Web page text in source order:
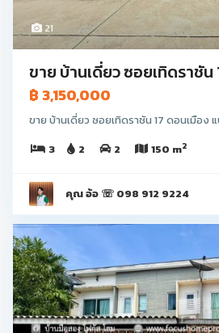
21
ขาย บ้านเดี่ยว ซอยเทิดราชัน
฿ 3,150,000
ขาย บ้านเดี่ยว ซอยเทิดราชัน 17 ดอนเมือง
3
2 2 150 m2
คุณ อ้อ ☏ 098 912 9224